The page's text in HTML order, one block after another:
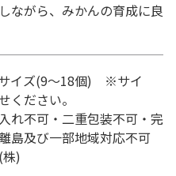
ながら、みかんの育成に良
イズ(9～18個) ※サイ
ください。
不可・二重包装不可・完
島及び一部地域対応不可
)